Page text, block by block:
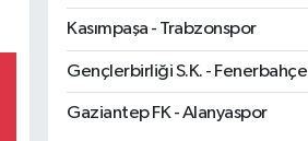
Kasımpaşa - Trabzonspor
Gençlerbirliği S.K. - Fenerbahçe
Gaziantep FK - Alanyaspor